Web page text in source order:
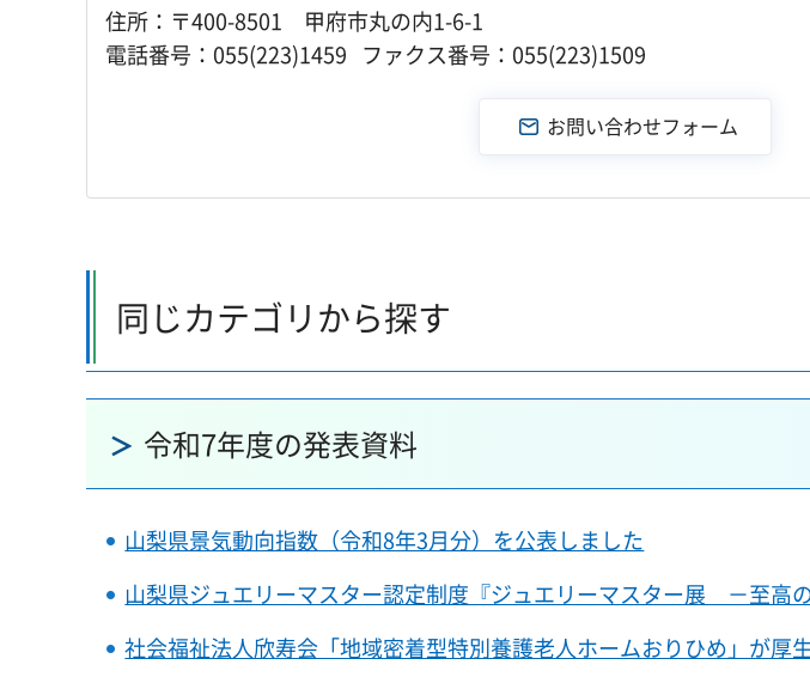
住所：〒400-8501 甲府市丸の内1-6-1
電話番号：055(223)1459 ファクス番号：055(223)1509
同じカテゴリから探す
令和7年度の発表資料
山梨県景気動向指数（令和8年3月分）を公表しました
山梨県ジュエリーマスター認定制度『ジュエリーマスター展 －至高
社会福祉法人欣寿会「地域密着型特別養護老人ホームおりひめ」が厚